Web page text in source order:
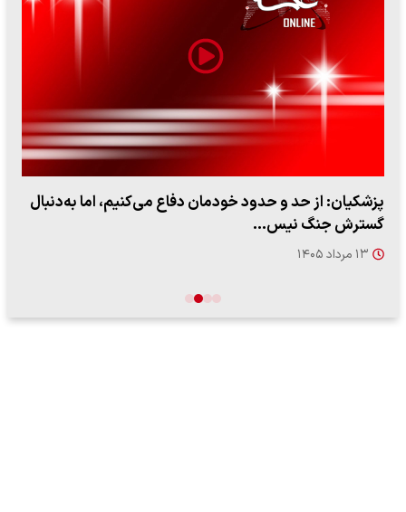
پزشکیان: از حد و حدود خودمان دفاع می‌کنیم، اما به‌دنبال
گسترش جنگ نیس…
۱۳ مرداد ۱۴۰۵